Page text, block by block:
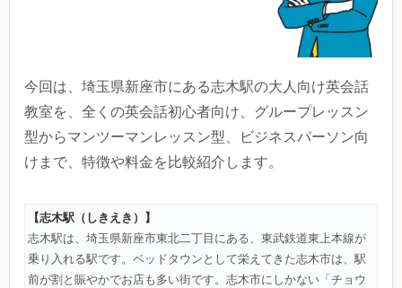
今回は、埼玉県新座市にある志木駅の大人向け英会話
教室を、全くの英会話初心者向け、グループレッスン
型からマンツーマンレッスン型、ビジネスパーソン向
けまで、特徴や料金を比較紹介します。
【志木駅（しきえき）】
志木駅は、埼玉県新座市東北二丁目にある、東武鉄道東上本線が
乗り入れる駅です。ベッドタウンとして栄えてきた志木市は、駅
前が割と賑やかでお店も多い街です。志木市にしかない「チョウ